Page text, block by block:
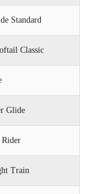
Standard
Classic
Glide
Train